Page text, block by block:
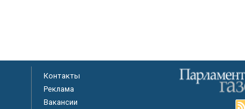
Контакты
Реклама
Вакансии